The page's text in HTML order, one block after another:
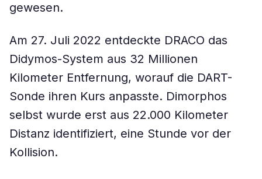
gewesen.
Am 27. Juli 2022 entdeckte DRACO das
Didymos-System aus 32 Millionen
Kilometer Entfernung, worauf die DART-
Sonde ihren Kurs anpasste. Dimorphos
selbst wurde erst aus 22.000 Kilometer
Distanz identifiziert, eine Stunde vor der
Kollision.